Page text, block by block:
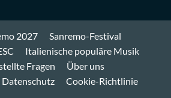
2027
Sanremo-Festival
Italienische populäre Musik
Fragen
Über uns
Cookie-Richtlinie